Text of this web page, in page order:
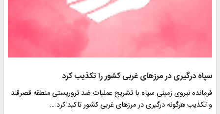
سپاه درگیری در مرزهای غربی کشور را تکذیب کرد
فرمانده نیروی زمینی سپاه با تشریح عملیات ضد تروریستی منطقه قصرقند
و تکذیب هرگونه درگیری در مرزهای غربی کشور تاکید کرد:…